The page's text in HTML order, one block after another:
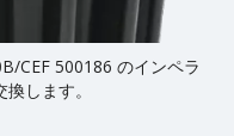
CEF 500186 のインペラ
換します。